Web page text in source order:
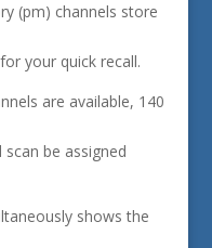
(pm) channels store
your quick recall.
are available, 140
be assigned
shows the